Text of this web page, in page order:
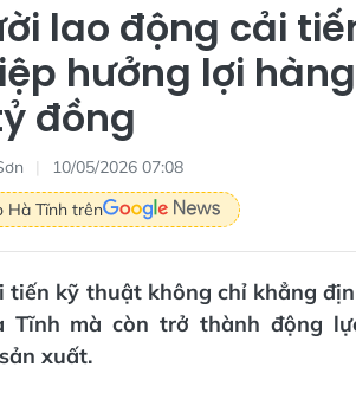
lao động cải
hưởng lợi
đồng
10/05/2026 07:08
Hà Tĩnh trên
tiến kỹ thuật không chỉ khẳng
Tĩnh mà còn trở thành động
xuất.